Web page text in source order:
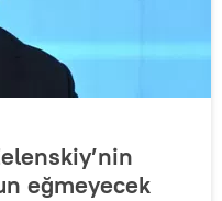
eğmeyecek